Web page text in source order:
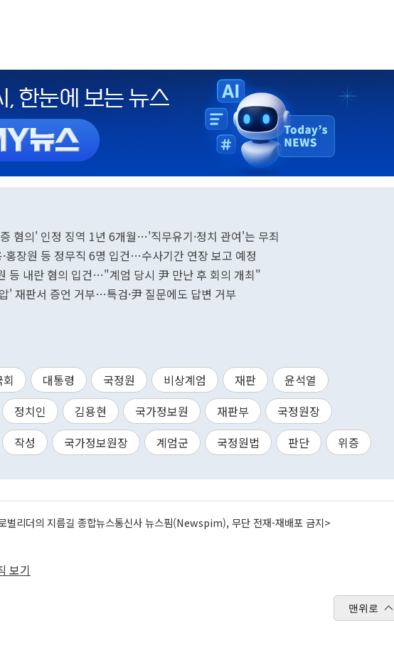
혐의' 인정 징역 1년 6개월…'직무유기·정치 관여'는 무죄
홍장원 등 정무직 6명 입건…수사기간 연장 보고 예정
등 내란 혐의 입건…"계엄 당시 尹 만난 후 회의 개최"
' 재판서 증언 거부…특검·尹 질문에도 답변 거부
회 대통령 국정원 비상계엄 재판
윤석열
정치인 김용현 국가정보원 재판부
국정원장
작성 국가정보원장 계엄군 국정원법 판단 위증
벌리더의 지름길 종합뉴스통신사 뉴스핌(Newspim), 무단 전재-재배포 금지>
보기
맨위로